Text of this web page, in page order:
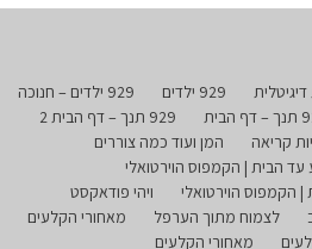
929 ילדים
929 ילדים – חנוכה
929 תנך – דף הבית 2
קריאה
המן ועוד כמה צוררים
עד הבית | הקמפוס הוירטואלי
הקמפוס הוירטואלי
ויהי פודאקסט
לצמוח מתוך הערפל
מאחורי הקלעים
מאחורי הקלעים